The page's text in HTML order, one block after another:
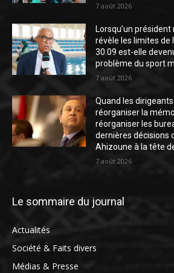
7 août 2026
Lorsqu’un
révèle les limites de
30.09 est-elle
problème du sport
7 août 2026
Quand les
réorganiser la
réorganiser les
dernières décisions
Ahizoune à la tête
7 août 2026
Le sommaire du journal
Actualités
Société & Faits divers
Médias & Presse